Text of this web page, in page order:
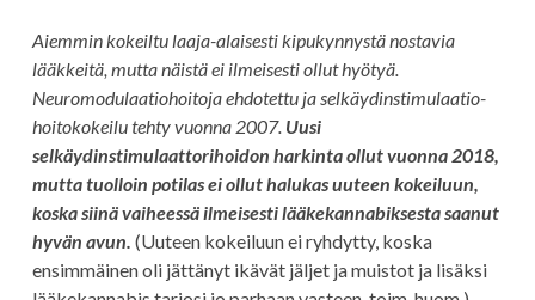
Aiemmin kokeiltu laaja-alaisesti kipukynnystä nostavia
lääkkeitä, mutta näistä ei ilmeisesti ollut hyötyä.
Neuromodulaatiohoitoja ehdotettu ja selkäydinstimulaatio-
hoitokokeilu tehty vuonna 2007. Uusi
selkäydinstimulaattorihoidon harkinta ollut vuonna 2018,
mutta tuolloin potilas ei ollut halukas uuteen kokeiluun,
koska siinä vaiheessä ilmeisesti lääkekannabiksesta saanut
hyvän avun. (Uuteen kokeiluun ei ryhdytty, koska
ensimmäinen oli jättänyt ikävät jäljet ja muistot ja lisäksi